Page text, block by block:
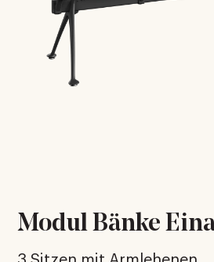
Modul Bänke